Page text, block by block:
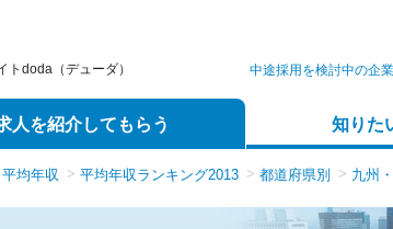
トdoda（デューダ） 中途採用を検討中の企
人を紹介してもらう 知りた
平均年収 平均年収ランキング2013 都道府県別 九州